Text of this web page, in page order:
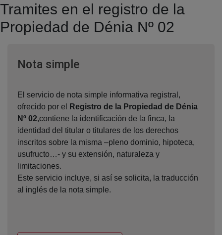
Tramites en el registro de la
Propiedad de Dénia Nº 02
Nota simpleVentana nueva
El servicio de nota simple informativa registral,
ofrecido por el
Registro de la Propiedad de Dénia
Nº 02,contiene la identificación de la finca, la
identidad del titular o titulares de los derechos
inscritos sobre la misma –pleno dominio, hipoteca,
usufructo…- y su extensión, naturaleza y
limitaciones.
Este servicio incluye, si así se solicita, la traducción
al inglés de la nota simple.